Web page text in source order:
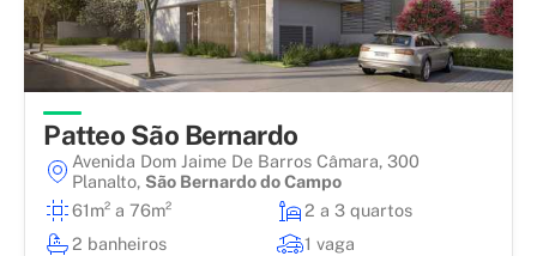
Patteo São Bernardo
Avenida Dom Jaime De Barros Câmara, 300
Planalto, São Bernardo do Campo
61m² a 76m²
2 a 3 quartos
2 banheiros
1 vaga